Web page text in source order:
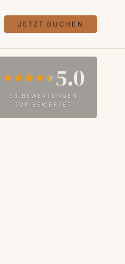
JETZT BUCHEN
5.0
38 BEWERTUNGEN
TOP BEWERTET